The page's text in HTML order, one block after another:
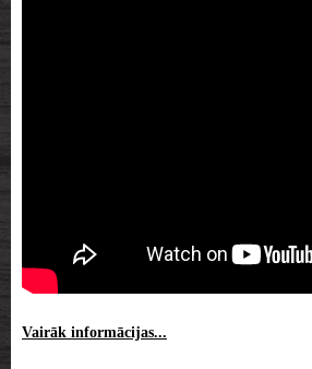
Vairāk informācijas...